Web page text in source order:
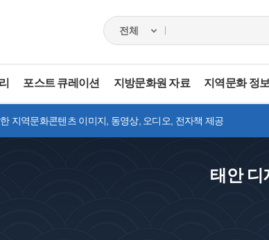
포스트 큐레이션 지방문화원 자료 지역문화 정보
지역문화콘텐츠 이미지, 동영상, 오디오, 전자책 제공
태안 디